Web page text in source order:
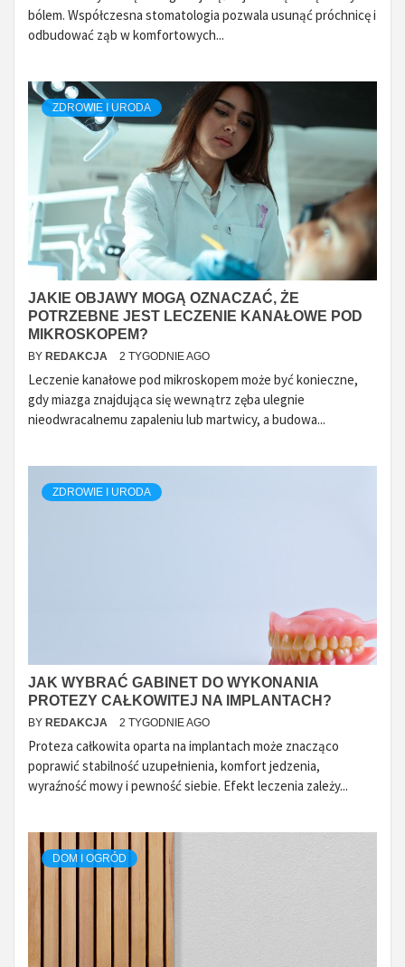
bólem. Współczesna stomatologia pozwala usunąć próchnicę i
odbudować ząb w komfortowych...
ZDROWIE I URODA
JAKIE OBJAWY MOGĄ OZNACZAĆ, ŻE
POTRZEBNE JEST LECZENIE KANAŁOWE POD
MIKROSKOPEM?
BY REDAKCJA 2 TYGODNIE AGO
Leczenie kanałowe pod mikroskopem może być konieczne,
gdy miazga znajdująca się wewnątrz zęba ulegnie
nieodwracalnemu zapaleniu lub martwicy, a budowa...
ZDROWIE I URODA
JAK WYBRAĆ GABINET DO WYKONANIA
PROTEZY CAŁKOWITEJ NA IMPLANTACH?
BY REDAKCJA 2 TYGODNIE AGO
Proteza całkowita oparta na implantach może znacząco
poprawić stabilność uzupełnienia, komfort jedzenia,
wyraźność mowy i pewność siebie. Efekt leczenia zależy...
DOM I OGRÓD